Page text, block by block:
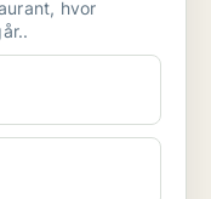
hvor